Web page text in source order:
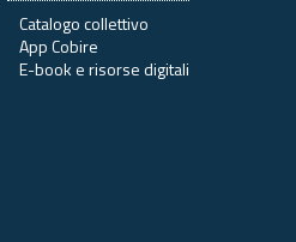
Catalogo collettivo
App Cobire
E-book e risorse digitali